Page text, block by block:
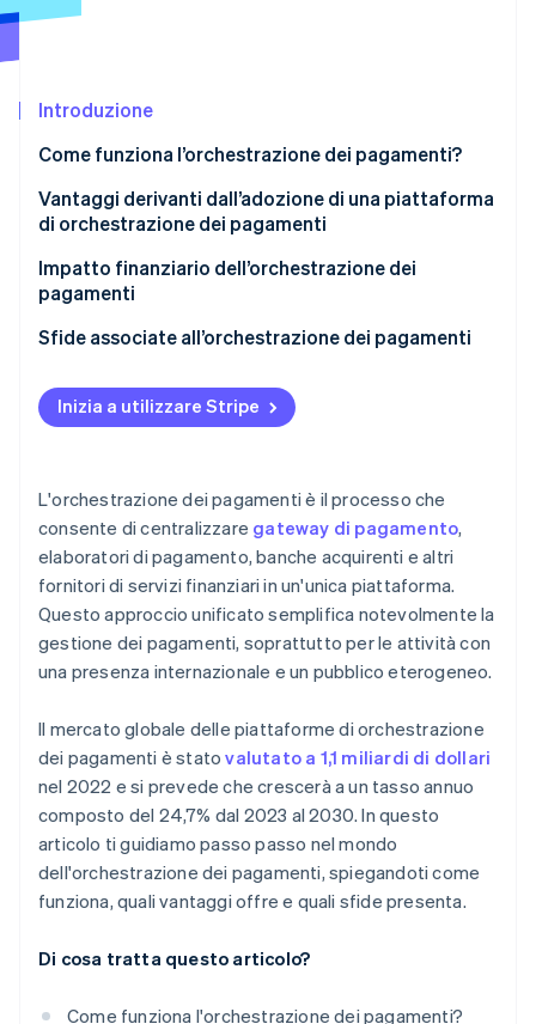
Scopri cosa ti aspetta
Atlas
Climate
Rimozione del carbonio
Identity
Stripe Sessions 2026
Scopri come Stripe sta costruendo l'infrastruttura
Guarda ora
Introduzione
Come funziona l’orchestrazione dei pagamenti?
Vantaggi derivanti dall’adozione di una piattaforma
di orchestrazione dei pagamenti
Impatto finanziario dell’orchestrazione dei
pagamenti
Sfide associate all’orchestrazione dei pagamenti
Inizia a utilizzare Stripe
L'orchestrazione dei pagamenti è il processo che
consente di centralizzare gateway di pagamento,
elaboratori di pagamento, banche acquirenti e altri
fornitori di servizi finanziari in un'unica piattaforma.
Questo approccio unificato semplifica notevolmente la
gestione dei pagamenti, soprattutto per le attività con
una presenza internazionale e un pubblico eterogeneo.
Il mercato globale delle piattaforme di orchestrazione
dei pagamenti è statovalutato a 1,1 miliardi di dollari
nel 2022 e si prevede che crescerà a un tasso annuo
composto del 24,7% dal 2023 al 2030. In questo
articolo ti guidiamo passo passo nel mondo
dell'orchestrazione dei pagamenti, spiegandoti come
funziona, quali vantaggi offre e quali sfide presenta.
Di cosa tratta questo articolo?
Come funziona l'orchestrazione dei pagamenti?